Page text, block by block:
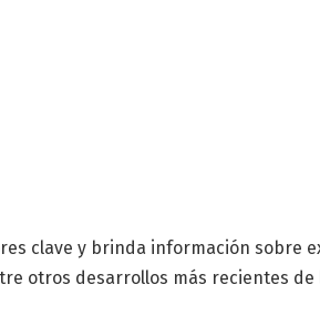
clave y brinda información sobre
otros desarrollos más recientes